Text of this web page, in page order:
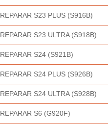
REPARAR S23 PLUS (S916B)
REPARAR S23 ULTRA (S918B)
REPARAR S24 (S921B)
REPARAR S24 PLUS (S926B)
REPARAR S24 ULTRA (S928B)
REPARAR S6 (G920F)